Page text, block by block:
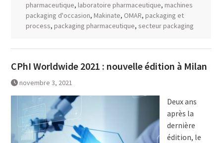
pharmaceutique, laboratoire pharmaceutique, machines
packaging d'occasion, Makinate, OMAR, packaging et
process, packaging pharmaceutique, secteur packaging
CPhI Worldwide 2021 : nouvelle édition à Milan
novembre 3, 2021
Deux ans
après la
dernière
édition, le